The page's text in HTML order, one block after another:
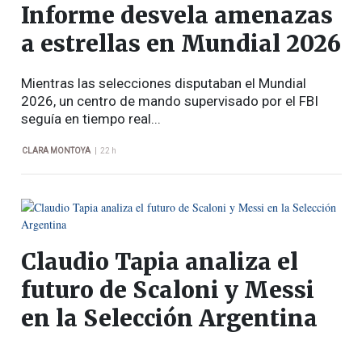
Informe desvela amenazas
a estrellas en Mundial 2026
Mientras las selecciones disputaban el Mundial
2026, un centro de mando supervisado por el FBI
seguía en tiempo real...
CLARA MONTOYA | 22 h
Claudio Tapia analiza el
futuro de Scaloni y Messi
en la Selección Argentina